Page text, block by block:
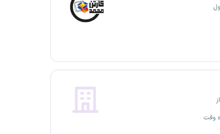
وقت